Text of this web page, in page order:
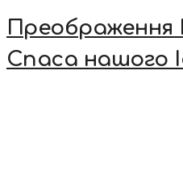
Преображення
Спаса нашого